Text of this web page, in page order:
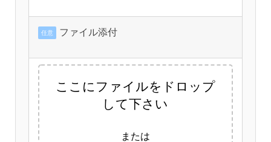
任意 ファイル添付
ここにファイルをドロップ
して下さい
または